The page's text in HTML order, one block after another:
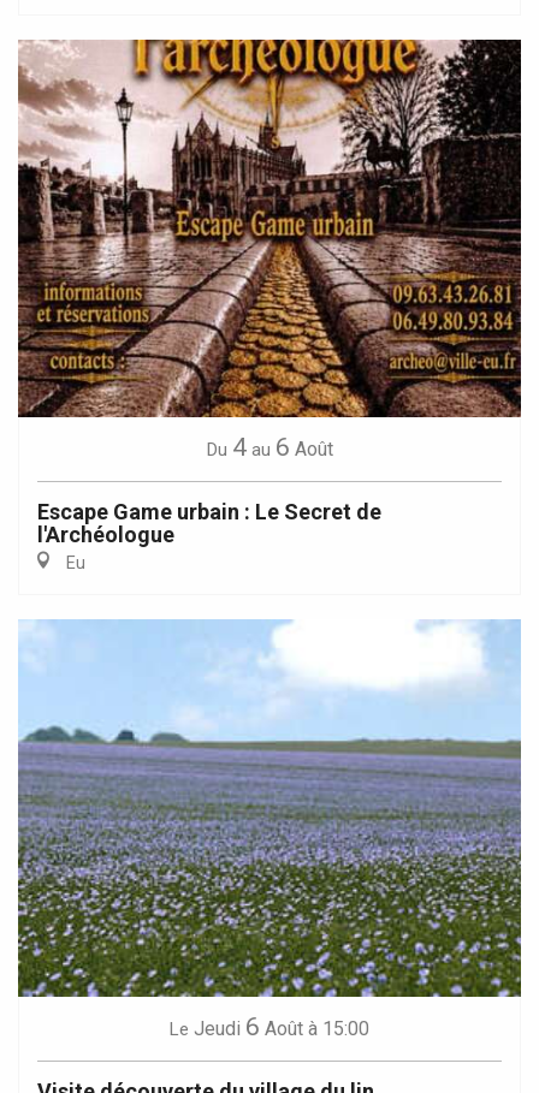
Du 4 au 6 Août
Escape Game urbain : Le Secret de
l'Archéologue
Eu
Le Jeudi 6 Août à 15:00